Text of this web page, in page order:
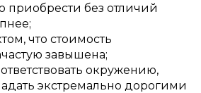
приобрести без отличий
что стоимость
завышена;
окружению,
экстремально дорогими